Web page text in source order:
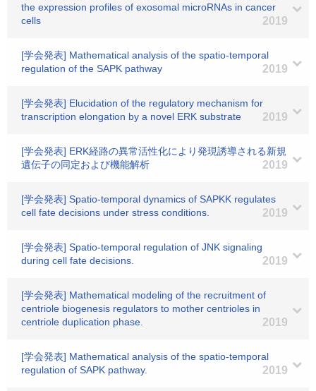
the expression profiles of exosomal microRNAs in cancer
cells
2019
[学会発表] Mathematical analysis of the spatio-temporal
regulation of the SAPK pathway
2019
[学会発表] Elucidation of the regulatory mechanism for
transcription elongation by a novel ERK substrate
2019
[学会発表] ERK経路の異常活性化により発現誘導される新規
遺伝子の同定および機能解析
2019
[学会発表] Spatio-temporal dynamics of SAPKK regulates
cell fate decisions under stress conditions.
2019
[学会発表] Spatio-temporal regulation of JNK signaling
during cell fate decisions.
2019
[学会発表] Mathematical modeling of the recruitment of
centriole biogenesis regulators to mother centrioles in
centriole duplication phase.
2019
[学会発表] Mathematical analysis of the spatio-temporal
regulation of SAPK pathway.
2019